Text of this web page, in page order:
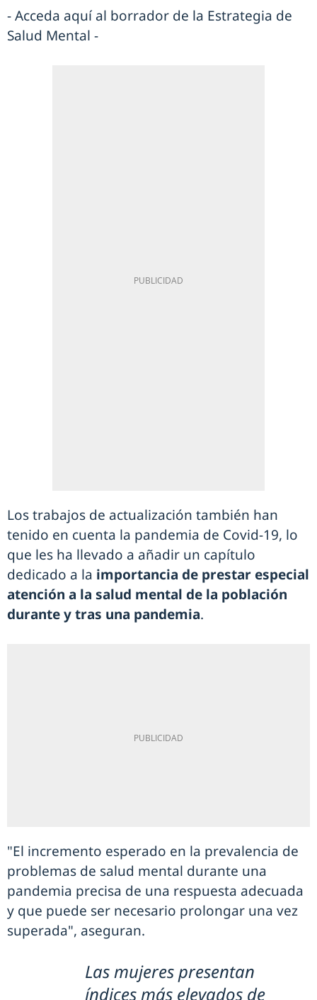
- Acceda aquí al borrador de la Estrategia de
Salud Mental -
Los trabajos de actualización también han
tenido en cuenta la pandemia de Covid-19, lo
que les ha llevado a añadir un capítulo
dedicado a la importancia de prestar especial
atención a la salud mental de la población
durante y tras una pandemia.
"El incremento esperado en la prevalencia de
problemas de salud mental durante una
pandemia precisa de una respuesta adecuada
y que puede ser necesario prolongar una vez
superada", aseguran.
Las mujeres presentan
índices más elevados de